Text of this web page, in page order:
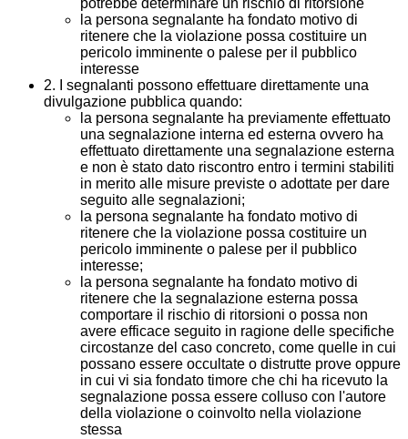
potrebbe determinare un rischio di ritorsione
la persona segnalante ha fondato motivo di
ritenere che la violazione possa costituire un
pericolo imminente o palese per il pubblico
interesse
2. I segnalanti possono effettuare direttamente una
divulgazione pubblica quando:
la persona segnalante ha previamente effettuato
una segnalazione interna ed esterna ovvero ha
effettuato direttamente una segnalazione esterna
e non è stato dato riscontro entro i termini stabiliti
in merito alle misure previste o adottate per dare
seguito alle segnalazioni;
la persona segnalante ha fondato motivo di
ritenere che la violazione possa costituire un
pericolo imminente o palese per il pubblico
interesse;
la persona segnalante ha fondato motivo di
ritenere che la segnalazione esterna possa
comportare il rischio di ritorsioni o possa non
avere efficace seguito in ragione delle specifiche
circostanze del caso concreto, come quelle in cui
possano essere occultate o distrutte prove oppure
in cui vi sia fondato timore che chi ha ricevuto la
segnalazione possa essere colluso con l'autore
della violazione o coinvolto nella violazione
stessa